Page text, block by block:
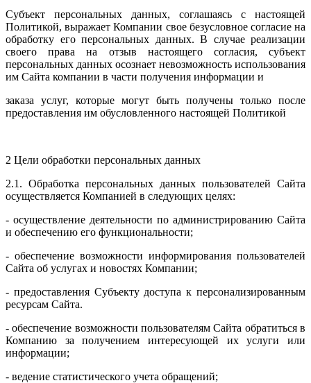
Субъект персональных данных, соглашаясь с настоящей
Политикой, выражает Компании свое безусловное согласие на
обработку его персональных данных. В случае реализации
своего права на отзыв настоящего согласия, субъект
персональных данных осознает невозможность использования
им Сайта компании в части получения информации и
заказа услуг, которые могут быть получены только после
предоставления им обусловленного настоящей Политикой
2 Цели обработки персональных данных
2.1. Обработка персональных данных пользователей Сайта
осуществляется Компанией в следующих целях:
- осуществление деятельности по администрированию Сайта
и обеспечению его функциональности;
- обеспечение возможности информирования пользователей
Сайта об услугах и новостях Компании;
- предоставления Субъекту доступа к персонализированным
ресурсам Сайта.
- обеспечение возможности пользователям Сайта обратиться в
Компанию за получением интересующей их услуги или
информации;
- ведение статистического учета обращений;